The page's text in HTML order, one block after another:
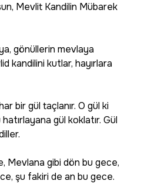
Mevlit Kandilin Mübarek
gönüllerin mevlaya
kandilini kutlar, hayırlara
bir gül taçlanır. O gül ki
gül koklatır. Gül
Mevlana gibi dön bu gece,
şu fakiri de an bu gece.